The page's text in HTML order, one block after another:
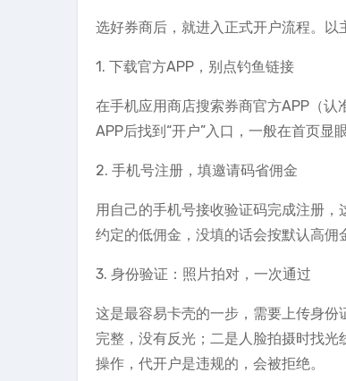
选好券商后，就进入正式开户流程。以
1. 下载官方APP，别点钓鱼链接
在手机应用商店搜索券商官方APP（认
APP后找到“开户”入口，一般在首页显
2. 手机号注册，填邀请码省佣金
用自己的手机号接收验证码完成注册，
约定的低佣金，没填的话会按默认高佣
3. 身份验证：照片拍对，一次通过
这是最容易卡壳的一步，需要上传身
完整，没有反光；二是人脸拍摄时找
操作，代开户是违规的，会被拒绝。